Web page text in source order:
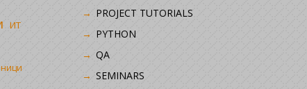
ИТ
PROJECT TUTORIALS
PYTHON
QA
SEMINARS